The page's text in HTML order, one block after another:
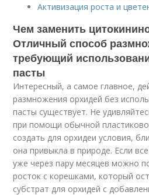
Активизация роста и
Чем заменить
Отличный способ
требующий
пасты
Интересный, а самое главное,
размножения орхидей без
пасты существует. Не
при помощи обычной
создать для орхидеи условия,
она привыкла в природе. Если
уже через пару месяцев можно
росток с корешками, который
субстрат для орхидей с